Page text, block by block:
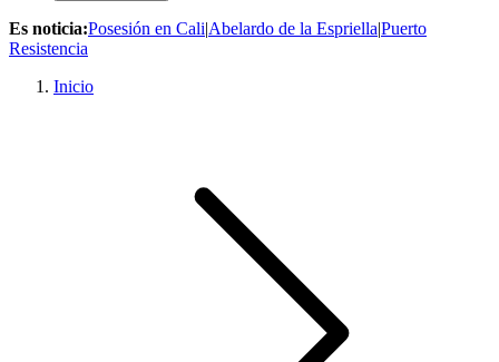
Es noticia:Posesión en Cali|Abelardo de la Espriella|Puerto
Resistencia
Inicio